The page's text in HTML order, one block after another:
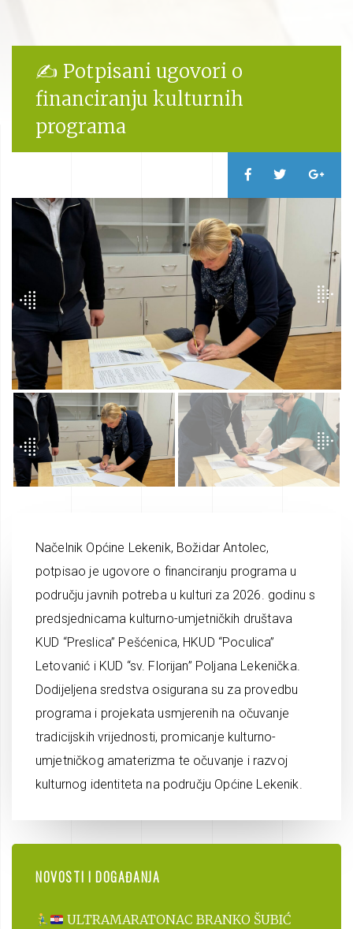
✍️ Potpisani ugovori o
financiranju kulturnih
programa
Načelnik Općine Lekenik, Božidar Antolec,
potpisao je ugovore o financiranju programa u
području javnih potreba u kulturi za 2026. godinu s
predsjednicama kulturno-umjetničkih društava
KUD “Preslica” Pešćenica, HKUD “Poculica”
Letovanić i KUD “sv. Florijan” Poljana Lekenička.
Dodijeljena sredstva osigurana su za provedbu
programa i projekata usmjerenih na očuvanje
tradicijskih vrijednosti, promicanje kulturno-
umjetničkog amaterizma te očuvanje i razvoj
kulturnog identiteta na području Općine Lekenik.
NOVOSTI I DOGAĐANJA
ULTRAMARATONAC BRANKO ŠUBIĆ